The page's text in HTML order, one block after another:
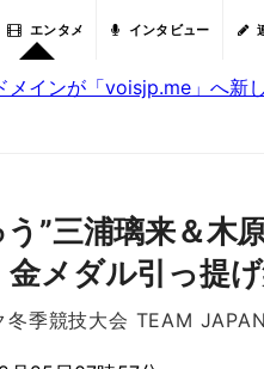
エンタメ インタビュー
メインが「voisjp.me」へ新
”三浦璃来＆木
メダル引っ提
季競技大会 TEAM